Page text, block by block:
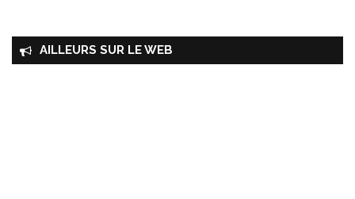
AILLEURS SUR LE WEB